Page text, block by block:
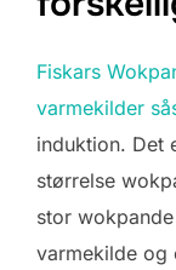
Fiskars
varmekilder
induktion. Det
størrelse
stor
varmekilde og